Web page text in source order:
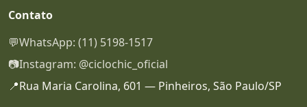
Contato
💬WhatsApp: (11) 5198-1517
📷Instagram: @ciclochic_oficial
📍Rua Maria Carolina, 601 — Pinheiros, São Paulo/SP